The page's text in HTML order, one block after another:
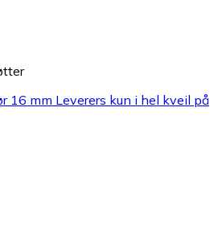
16 mm Leverers kun i hel kveil på